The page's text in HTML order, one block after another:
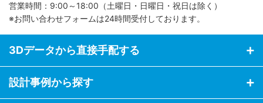
営業時間：9:00～18:00（土曜日・日曜日・祝日は除く）
※お問い合わせフォームは24時間受付しております。
3Dデータから直接手配する
設計事例から探す